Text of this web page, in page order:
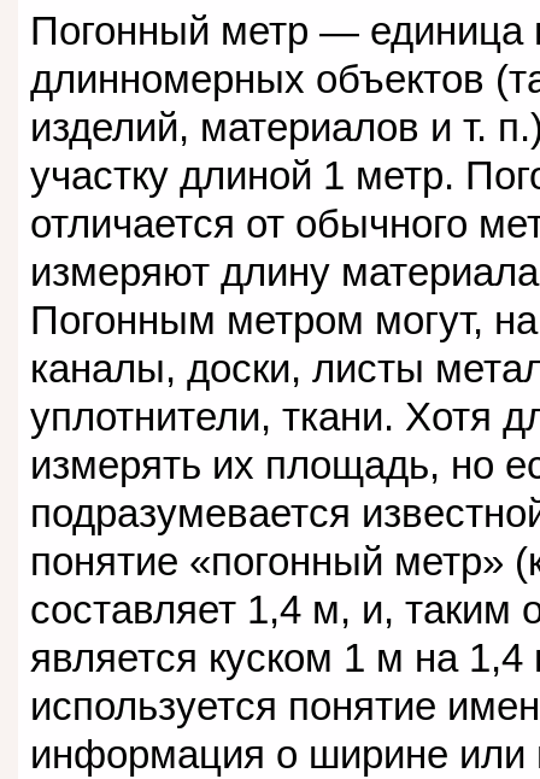
Погонный метр — единица
длинномерных объектов
изделий, материалов и т.
участку длиной 1 метр.
отличается от обычного
измеряют длину
Погонным метром могут,
каналы, доски, листы
уплотнители, ткани. Хотя
измерять их площадь, но
подразумевается
понятие «погонный метр»
составляет 1,4 м, и, таким
является куском 1 м на
используется понятие
информация о ширине или